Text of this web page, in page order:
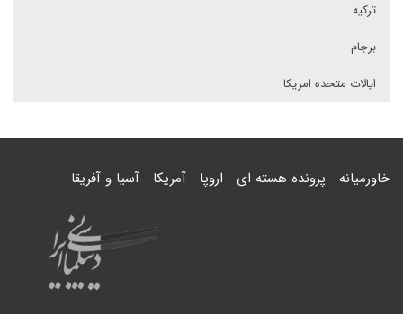
ترکیه
برجام
ایالات متحده امریکا
خاورمیانه پرونده هسته ای اروپا آمریکا آسیا و آفریقا